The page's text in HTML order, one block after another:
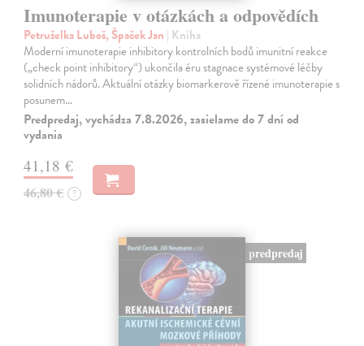
Imunoterapie v otázkách a odpovědích
Petruželka Luboš, Špaček Jan | Kniha
Moderní imunoterapie inhibitory kontrolních bodů imunitní reakce
(„check point inhibitory“) ukončila éru stagnace systémové léčby
solidních nádorů. Aktuální otázky biomarkerově řízené imunoterapie s
posunem…
Predpredaj, vychádza 7.8.2026, zasielame do 7 dní od
vydania
41,18 €
46,80 € ?
predpredaj